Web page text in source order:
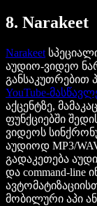
8. Narakeet
Narakeet
აუდიო-ვიდეო
განსაკუთრებით
YouTube-
აქცენტზე,
ფუნქციებში
ვიდეოს
აუდიოდ MP3/
გადაკეთება
და command-line
მობილური აპი